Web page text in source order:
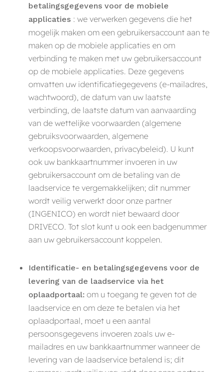
betalingsgegevens voor de mobiele
applicaties : we verwerken gegevens die het
mogelijk maken om een gebruikersaccount aan te
maken op de mobiele applicaties en om
verbinding te maken met uw gebruikersaccount
op de mobiele applicaties. Deze gegevens
omvatten uw identificatiegegevens (e-mailadres,
wachtwoord), de datum van uw laatste
verbinding, de laatste datum van aanvaarding
van de wettelijke voorwaarden (algemene
gebruiksvoorwaarden, algemene
verkoopsvoorwaarden, privacybeleid). U kunt
ook uw bankkaartnummer invoeren in uw
gebruikersaccount om de betaling van de
laadservice te vergemakkelijken; dit nummer
wordt veilig verwerkt door onze partner
(INGENICO) en wordt niet bewaard door
DRIVECO. Tot slot kunt u ook een badgenummer
aan uw gebruikersaccount koppelen.
Identificatie- en betalingsgegevens voor de
levering van de laadservice via het
oplaadportaal: om u toegang te geven tot de
laadservice en om deze te betalen via het
oplaadportaal, moet u een aantal
persoonsgegevens invoeren zoals uw e-
mailadres en uw bankkaartnummer wanneer de
levering van de laadservice betalend is; dit